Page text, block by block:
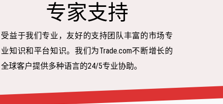
专家支持
受益于我们专业，友好的支持团队丰富的市场专
业知识和平台知识。我们为Trade.com不断增长的
全球客户提供多种语言的24/5专业协助。